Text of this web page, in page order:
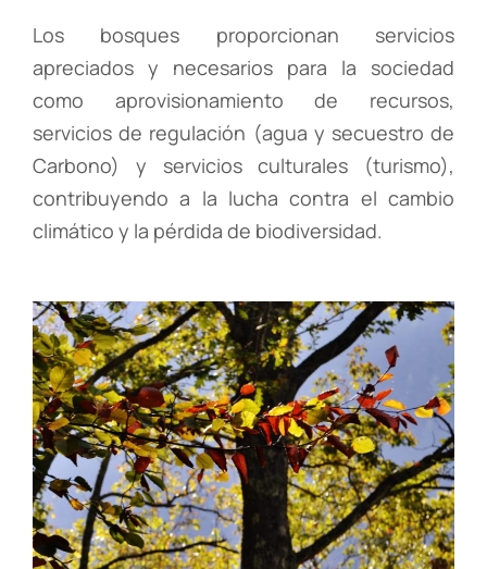
Los bosques proporcionan servicios
apreciados y necesarios para la sociedad
como aprovisionamiento de recursos,
servicios de regulación (agua y secuestro de
Carbono) y servicios culturales (turismo),
contribuyendo a la lucha contra el cambio
climático y la pérdida de biodiversidad.